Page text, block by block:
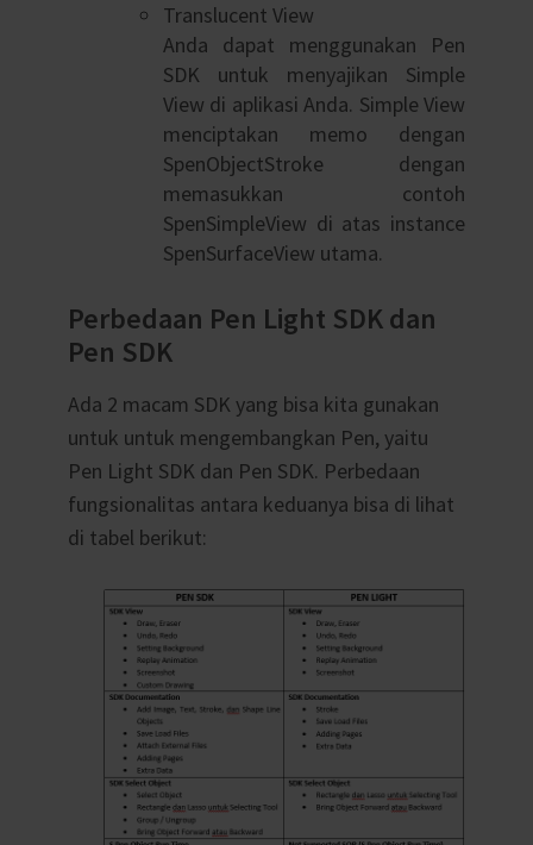
Translucent View
Anda dapat menggunakan Pen
SDK untuk menyajikan Simple
View di aplikasi Anda. Simple View
menciptakan memo dengan
SpenObjectStroke dengan
memasukkan contoh
SpenSimpleView di atas instance
SpenSurfaceView utama.
Perbedaan Pen Light SDK dan
Pen SDK
Ada 2 macam SDK yang bisa kita gunakan
untuk untuk mengembangkan Pen, yaitu
Pen Light SDK dan Pen SDK. Perbedaan
fungsionalitas antara keduanya bisa di lihat
di tabel berikut: